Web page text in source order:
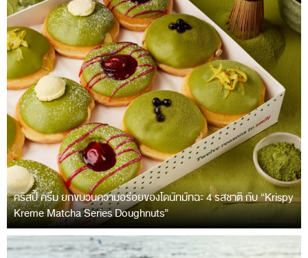
คริสปี้ ครีม ยกขบวนความอร่อยของโดนัทมัทฉะ 4 รสชาติ กับ “Krispy
Kreme Matcha Series Doughnuts”